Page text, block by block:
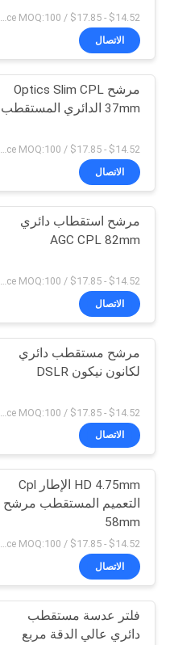
POLICY
$14.52 - $17.85 / Piece MOQ:100
الاتصال
مرشح Optics Slim CPL
37mm الدائري المستقطب
الاتصال
مرشح استقطاب دائري
AGC CPL 82mm
الاتصال
مرشح مستقطب دائري
لكانون نيكون DSLR
الاتصال
HD 4.75mm الإطار Cpl
التعميم المستقطب مرشح
58mm
$14.52 - $17.85 / Piece MOQ:100
الاتصال
فلتر عدسة مستقطب
دائري عالي الدقة مربع